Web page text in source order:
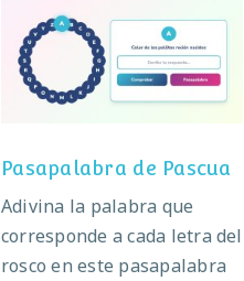
Pasapalabra de
Pascua
Pasapalabra de Pascua
Adivina la palabra que
corresponde a cada letra del
rosco en este pasapalabra